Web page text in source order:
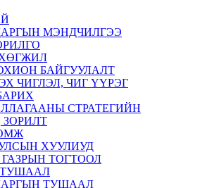
МЭНДЧИЛГЭЭ
БАЙГУУЛАЛТ
ЧИГЛЭЛ, ЧИГ ҮҮРЭГ
СТРАТЕГИЙН
ЗОРИЛТ
ХУУЛИУД
ТОГТООЛ
ТУШААЛ